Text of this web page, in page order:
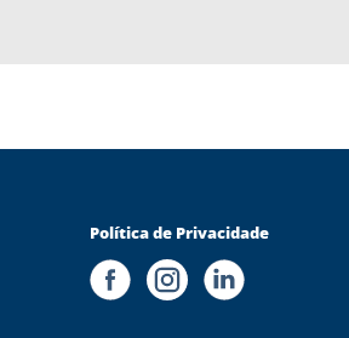
Política de Privacidade